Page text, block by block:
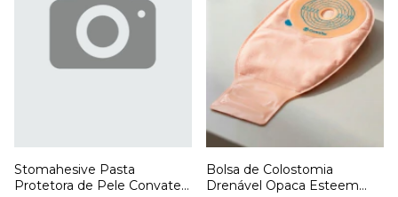
Stomahesive Pasta
Protetora de Pele Convatec
Bolsa de Colostomia
Drenável Opaca Esteem